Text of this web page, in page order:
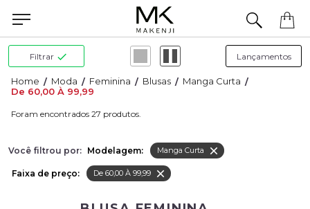
Filtrar
Moda Feminina Blusas
Manga Curta
De 60,00 À 99,99
27
Você filtrou por: Modelagem: Manga Curta
Faixa de preço: De 60,00 À 99,99